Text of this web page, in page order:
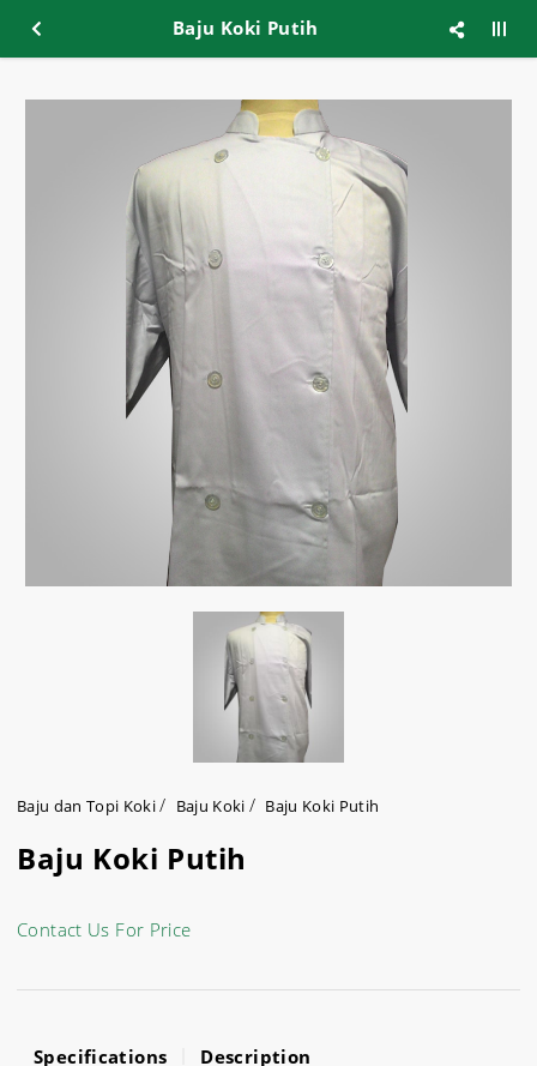
Baju Koki Putih
Baju dan Topi Koki Baju Koki Baju Koki Putih
Baju Koki Putih
Contact Us For Price
Specifications Description